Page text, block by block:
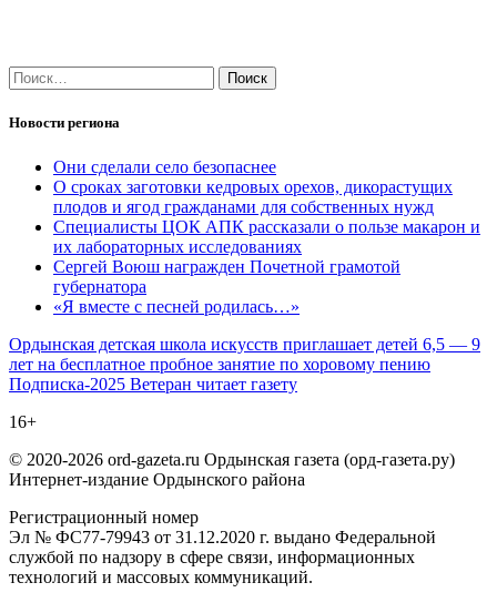
Найти:
Новости региона
Они сделали село безопаснее
О сроках заготовки кедровых орехов, дикорастущих
плодов и ягод гражданами для собственных нужд
Специалисты ЦОК АПК рассказали о пользе макарон и
их лабораторных исследованиях
Сергей Воюш награжден Почетной грамотой
губернатора
«Я вместе с песней родилась…»
Навигация
по
Ордынская детская школа искусств приглашает детей 6,5 — 9
лет на бесплатное пробное занятие по хоровому пению
Подписка-2025 Ветеран читает газету
16+
© 2020-2026 ord-gazeta.ru Ордынская газета (орд-газета.ру)
Интернет-издание Ордынского района
Регистрационный номер
Эл № ФС77-79943 от 31.12.2020 г. выдано Федеральной
службой по надзору в сфере связи, информационных
технологий и массовых коммуникаций.